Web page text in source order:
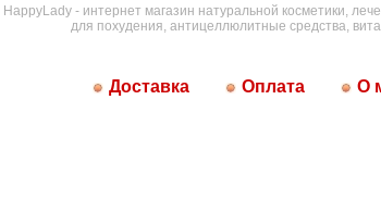
HappyLady - интернет магазин натуральной косметики,
для похудения, антицеллюлитные средства,
Доставка Оплата О